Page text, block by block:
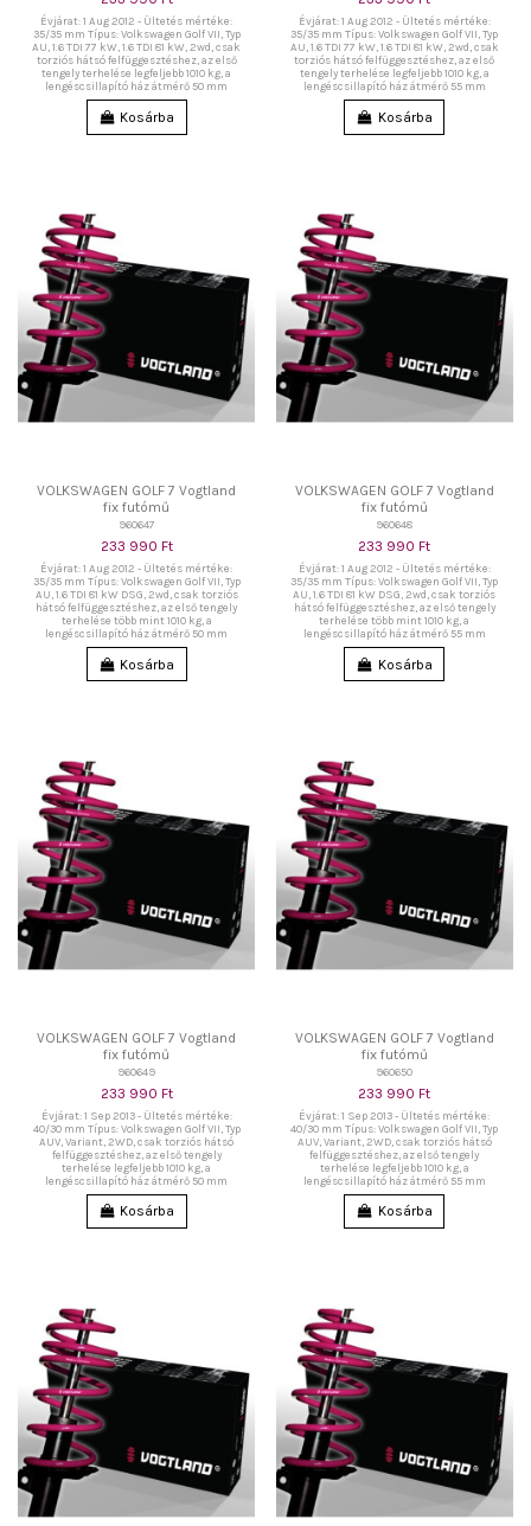
Évjárat: 1 Aug 2012 - Ültetés mértéke:
35/35 mm Típus: Volkswagen Golf VII, Typ
AU, 1.6 TDI 77 kW, 1.6 TDI 81 kW, 2wd, csak
torziós hátsó felfüggesztéshez, az első
tengely terhelése legfeljebb 1010 kg, a
lengéscsillapító ház átmérő 50 mm
Kosárba
Évjárat: 1 Aug 2012 - Ültetés mértéke:
35/35 mm Típus: Volkswagen Golf VII, Typ
AU, 1.6 TDI 77 kW, 1.6 TDI 81 kW, 2wd, csak
torziós hátsó felfüggesztéshez, az első
tengely terhelése legfeljebb 1010 kg, a
lengéscsillapító ház átmérő 55 mm
Kosárba
VOLKSWAGEN GOLF 7 Vogtland
fix futómű
960647
233 990 Ft
Évjárat: 1 Aug 2012 - Ültetés mértéke:
35/35 mm Típus: Volkswagen Golf VII, Typ
AU, 1.6 TDI 81 kW DSG, 2wd, csak torziós
hátsó felfüggesztéshez, az első tengely
terhelése több mint 1010 kg, a
lengéscsillapító ház átmérő 50 mm
Kosárba
VOLKSWAGEN GOLF 7 Vogtland
fix futómű
960648
233 990 Ft
Évjárat: 1 Aug 2012 - Ültetés mértéke:
35/35 mm Típus: Volkswagen Golf VII, Typ
AU, 1.6 TDI 81 kW DSG, 2wd, csak torziós
hátsó felfüggesztéshez, az első tengely
terhelése több mint 1010 kg, a
lengéscsillapító ház átmérő 55 mm
Kosárba
VOLKSWAGEN GOLF 7 Vogtland
fix futómű
960649
233 990 Ft
Évjárat: 1 Sep 2013 - Ültetés mértéke:
40/30 mm Típus: Volkswagen Golf VII, Typ
AUV, Variant, 2WD, csak torziós hátsó
felfüggesztéshez, az első tengely
terhelése legfeljebb 1010 kg, a
lengéscsillapító ház átmérő 50 mm
Kosárba
VOLKSWAGEN GOLF 7 Vogtland
fix futómű
960650
233 990 Ft
Évjárat: 1 Sep 2013 - Ültetés mértéke:
40/30 mm Típus: Volkswagen Golf VII, Typ
AUV, Variant, 2WD, csak torziós hátsó
felfüggesztéshez, az első tengely
terhelése legfeljebb 1010 kg, a
lengéscsillapító ház átmérő 55 mm
Kosárba